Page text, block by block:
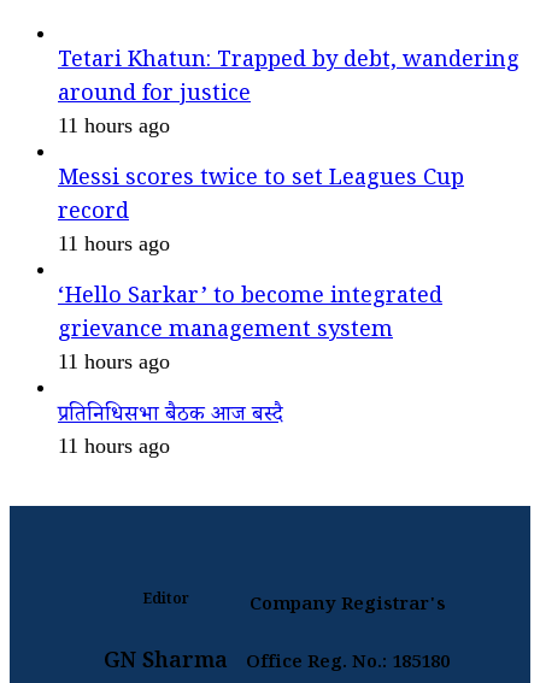
Tetari Khatun: Trapped by debt, wandering
around for justice
11 hours ago
Messi scores twice to set Leagues Cup
record
11 hours ago
‘Hello Sarkar’ to become integrated
grievance management system
11 hours ago
प्रतिनिधिसभा बैठक आज बस्दै
11 hours ago
Editor
GN Sharma
Company Registrar's
Office Reg. No.: 185180